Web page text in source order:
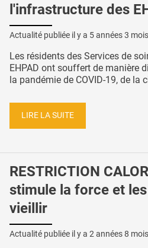
l'infrastructure des
Actualité publiée il y a 5 années 3 mois
Les résidents des Services de
EHPAD ont souffert de manière
la pandémie de COVID-19, de la
LIRE LA SUITE
RESTRICTION
stimule la force et
vieillir
Actualité publiée il y a 2 années 8 mois